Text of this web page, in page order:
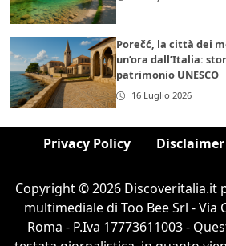
Porečć, la città dei
un’ora dall’Italia:
patrimonio UNESCO
16 Luglio 2026
Privacy Policy Disclaimer
Copyright © 2026 Discoveritalia.it
multimediale di Too Bee Srl - Via
Roma - P.Iva 17773611003 -